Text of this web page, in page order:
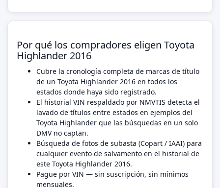
Por qué los compradores eligen Toyota
Highlander 2016
Cubre la cronología completa de marcas de título
de un Toyota Highlander 2016 en todos los
estados donde haya sido registrado.
El historial VIN respaldado por NMVTIS detecta el
lavado de títulos entre estados en ejemplos del
Toyota Highlander que las búsquedas en un solo
DMV no captan.
Búsqueda de fotos de subasta (Copart / IAAI) para
cualquier evento de salvamento en el historial de
este Toyota Highlander 2016.
Pague por VIN — sin suscripción, sin mínimos
mensuales.